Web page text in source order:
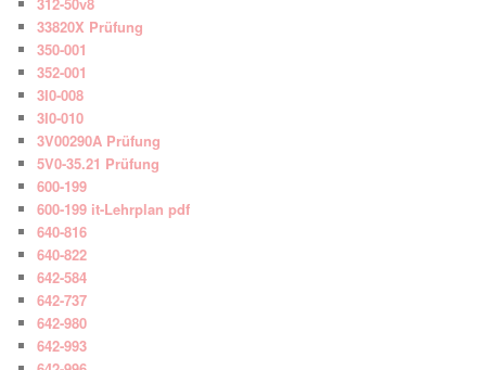
33820X Prüfung
350-001
352-001
3I0-008
3I0-010
3V00290A Prüfung
5V0-35.21 Prüfung
600-199
600-199 it-Lehrplan pdf
640-816
640-822
642-584
642-737
642-980
642-993